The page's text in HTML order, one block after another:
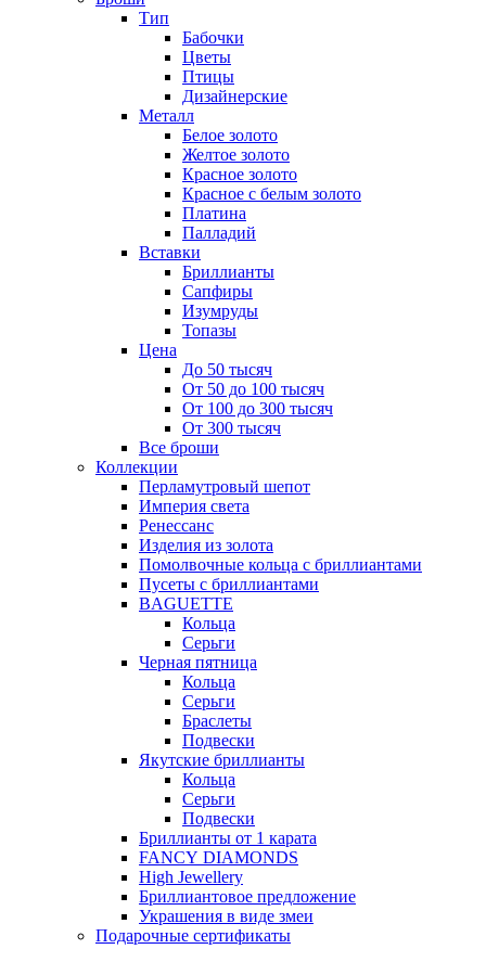
Тип
Бабочки
Цветы
Птицы
Дизайнерские
Металл
Белое золото
Желтое золото
Красное золото
Красное с белым золото
Платина
Палладий
Вставки
Бриллианты
Сапфиры
Изумруды
Топазы
Цена
До 50 тысяч
От 50 до 100 тысяч
От 100 до 300 тысяч
От 300 тысяч
Все броши
Коллекции
Перламутровый шепот
Империя света
Ренессанс
Изделия из золота
Помолвочные кольца с бриллиантами
Пусеты с бриллиантами
BAGUETTE
Кольца
Серьги
Черная пятница
Кольца
Серьги
Браслеты
Подвески
Якутские бриллианты
Кольца
Серьги
Подвески
Бриллианты от 1 карата
FANCY DIAMONDS
High Jewellery
Бриллиантовое предложение
Украшения в виде змеи
Подарочные сертификаты